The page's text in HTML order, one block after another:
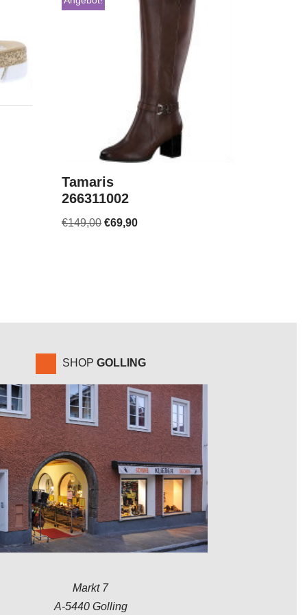
Tamaris
266311002
€149,00 €69,90
SHOP GOLLING
Markt 7
A-5440 Golling